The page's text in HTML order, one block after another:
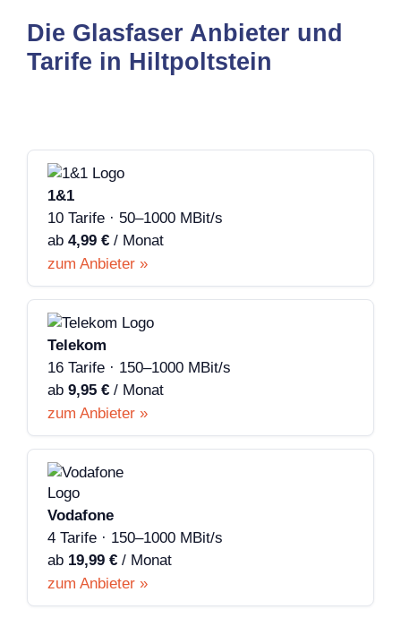
Die Glasfaser Anbieter und
Tarife in Hiltpoltstein
1&1
10 Tarife · 50–1000 MBit/s
ab 4,99 € / Monat
zum Anbieter »
Telekom
16 Tarife · 150–1000 MBit/s
ab 9,95 € / Monat
zum Anbieter »
Vodafone
4 Tarife · 150–1000 MBit/s
ab 19,99 € / Monat
zum Anbieter »